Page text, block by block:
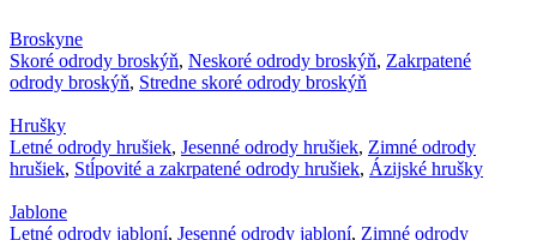
Broskyne
Skoré odrody broskýň, Neskoré odrody broskýň, Zakrpatené
odrody broskýň, Stredne skoré odrody broskýň
Hrušky
Letné odrody hrušiek, Jesenné odrody hrušiek, Zimné odrody
hrušiek, Stĺpovité a zakrpatené odrody hrušiek, Ázijské hrušky
Jablone
Letné odrody jabloní, Jesenné odrody jabloní, Zimné odrody